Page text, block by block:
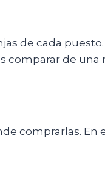
de cada
de una
comprarlas. En